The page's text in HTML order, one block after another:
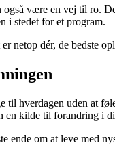
være en vej til ro.
i stedet for et program.
netop dér, de bedste
til hverdagen uden at
en kilde til forandring i
om at leve med